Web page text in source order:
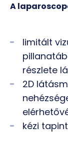
A
limitált
részlete
2D
kézi